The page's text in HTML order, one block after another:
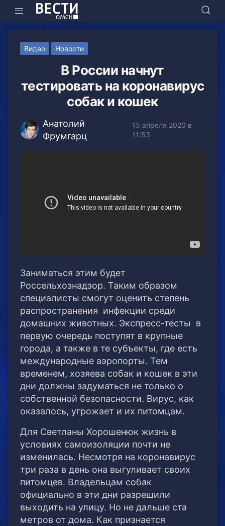
Видео Новости
В России начнут
тестировать на коронавирус
собак и кошек
Анатолий
Фрумгарц
15 апреля 2020 в
11:53
Заниматься этим будет
Россельхознадзор. Таким образом
специалисты смогут оценить степень
распространения инфекции среди
домашних животных. Экспресс-тесты в
первую очередь поступят в крупные
города, а также в те субъекты, где есть
международные аэропорты. Тем
временем, хозяева собак и кошек в эти
дни должны задуматься не только о
собственной безопасности. Вирус, как
оказалось, угрожает и их питомцам.
Для Светланы Хорошенюк жизнь в
условиях самоизоляции почти не
изменилась. Несмотря на коронавирус
три раза в день она выгуливает своих
питомцев. Владельцам собак
официально в эти дни разрешили
выходить на улицу. Но не дальше ста
метров от дома. Как признается